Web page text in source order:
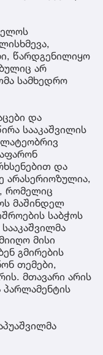
წარდგენილიყო
არ
სამხედრო
და
სააკაშვილის
და
არასერიოზულია,
რომელიც
მაშინდელ
საბჭოს
მისი
გმირების
თემები,
მთავარი არის
პარლამენტის